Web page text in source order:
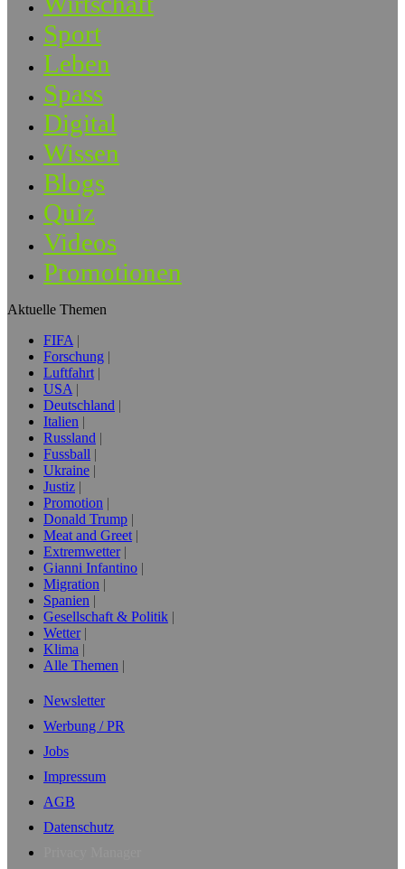
Sport
Leben
Spass
Digital
Wissen
Blogs
Quiz
Videos
Promotionen
Aktuelle Themen
FIFA
Forschung
Luftfahrt
USA
Deutschland
Italien
Russland
Fussball
Ukraine
Justiz
Promotion
Donald Trump
Meat and Greet
Extremwetter
Gianni Infantino
Migration
Spanien
Gesellschaft & Politik
Wetter
Klima
Alle Themen
Newsletter
Werbung / PR
Jobs
Impressum
AGB
Datenschutz